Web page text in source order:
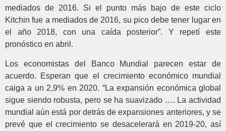
mediados de 2016. Si el punto más bajo de este ciclo
Kitchin fue a mediados de 2016, su pico debe tener lugar en
el año 2018, con una caída posterior”. Y repetí este
pronóstico en abril.
Los economistas del Banco Mundial parecen estar de
acuerdo. Esperan que el crecimiento económico mundial
caiga a un 2,9% en 2020. “La expansión económica global
sigue siendo robusta, pero se ha suavizado …. La actividad
mundial aún está por detrás de expansiones anteriores, y se
prevé que el crecimiento se desacelerará en 2019-20, así